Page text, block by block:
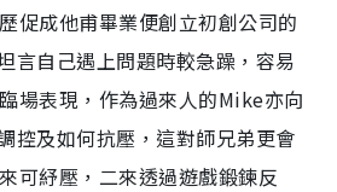
促成他甫畢業便創立初創公司的
言自己遇上問題時較急躁，容易
場表現，作為過來人的Mike亦向
控及如何抗壓，這對師兄弟更會
可紓壓，二來透過遊戲鍛鍊反